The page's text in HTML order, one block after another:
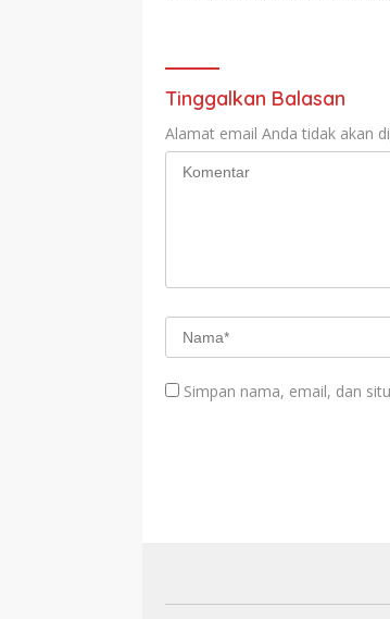
Tinggalkan Balasan
Alamat email Anda tidak akan
Simpan nama, email, dan